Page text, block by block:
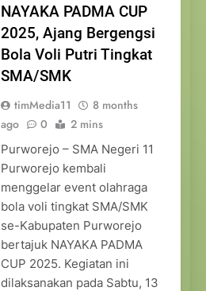
NAYAKA PADMA CUP
2025, Ajang Bergengsi
Bola Voli Putri Tingkat
SMA/SMK
timMedia11
8 months
ago
0 2 mins
Purworejo – SMA Negeri 11
Purworejo kembali
menggelar event olahraga
bola voli tingkat SMA/SMK
se-Kabupaten Purworejo
bertajuk NAYAKA PADMA
CUP 2025. Kegiatan ini
dilaksanakan pada Sabtu, 13